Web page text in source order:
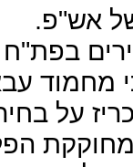
אש"פ.
בפת"ח
מחמוד
על